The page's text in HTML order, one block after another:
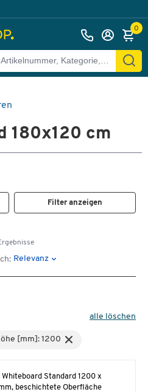
0
180x120 cm
Filter anzeigen
Relevanz
alle löschen
[mm]: 1200
Whiteboard Standard 1200 x
beschichtete Oberfläche